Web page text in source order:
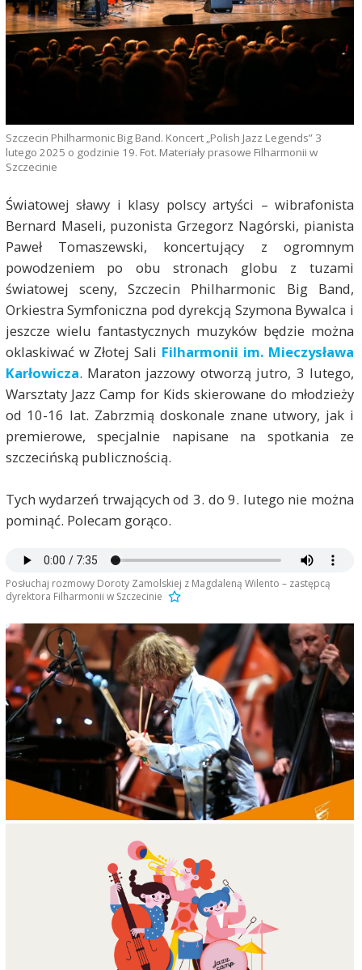
Szczecin Philharmonic Big Band. Koncert „Polish Jazz Legends” 3
lutego 2025 o godzinie 19. Fot. Materiały prasowe Filharmonii w
Szczecinie
Światowej sławy i klasy polscy artyści – wibrafonista
Bernard Maseli, puzonista Grzegorz Nagórski, pianista
Paweł Tomaszewski, koncertujący z ogromnym
powodzeniem po obu stronach globu z tuzami
światowej sceny, Szczecin Philharmonic Big Band,
Orkiestra Symfoniczna pod dyrekcją Szymona Bywalca i
jeszcze wielu fantastycznych muzyków będzie można
oklaskiwać w Złotej Sali Filharmonii im. Mieczysława
Karłowicza. Maraton jazzowy otworzą jutro, 3 lutego,
Warsztaty Jazz Camp for Kids skierowane do młodzieży
od 10-16 lat. Zabrzmią doskonale znane utwory, jak i
premierowe, specjalnie napisane na spotkania ze
szczecińską publicznością.
Tych wydarzeń trwających od 3. do 9. lutego nie można
pominąć. Polecam gorąco.
Posłuchaj rozmowy Doroty Zamolskiej z Magdaleną Wilento – zastępcą
dyrektora Filharmonii w Szczecinie